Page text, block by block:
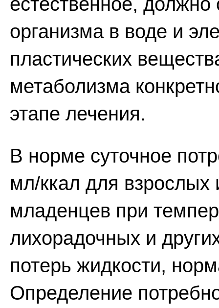
организма в воде и
пластических
метаболизма
этапе лечения.
В норме суточное
мл/ккал для
младенцев при
лихорадочных и
потерь жидкости,
Определение